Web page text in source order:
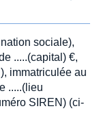
sociale),
.....(capital) €,
immatriculée au
.....(lieu
SIREN) (ci-